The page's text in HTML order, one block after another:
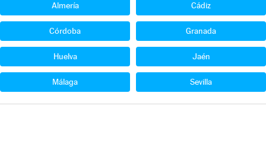
Almería Cádiz
Córdoba Granada
Huelva Jaén
Málaga Sevilla